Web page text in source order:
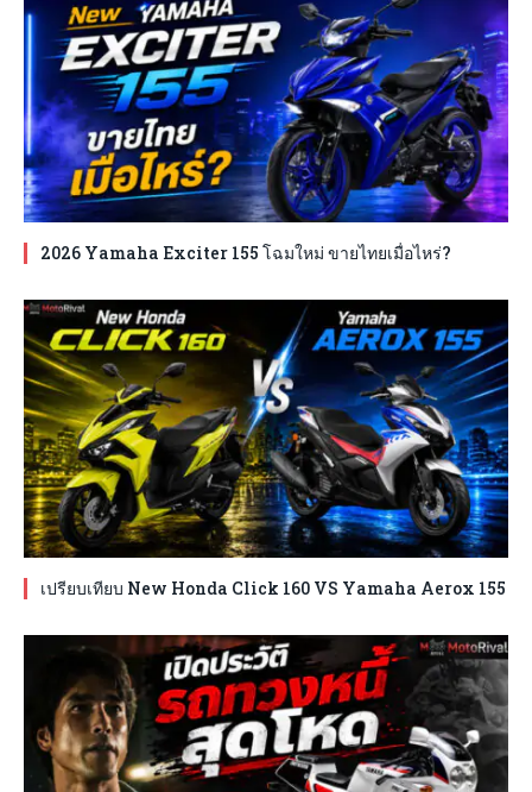
2026 Yamaha Exciter 155 โฉมใหม่ ขายไทยเมื่อไหร่?
เปรียบเทียบ New Honda Click 160 VS Yamaha Aerox 155